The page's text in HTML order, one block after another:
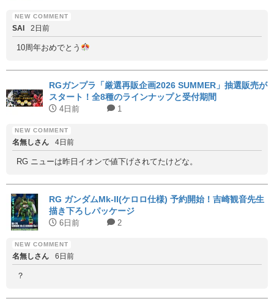
SAI 2日前
10周年おめでとう
RGガンプラ「厳選再販企画2026 SUMMER」抽選販売が
スタート！全8種のラインナップと受付期間
4日前 1
名無しさん 4日前
RG ニューは昨日イオンで値下げされてたけどな。
RG ガンダムMk-II(ケロロ仕様) 予約開始！吉崎観音先生
描き下ろしパッケージ
6日前 2
名無しさん 6日前
？